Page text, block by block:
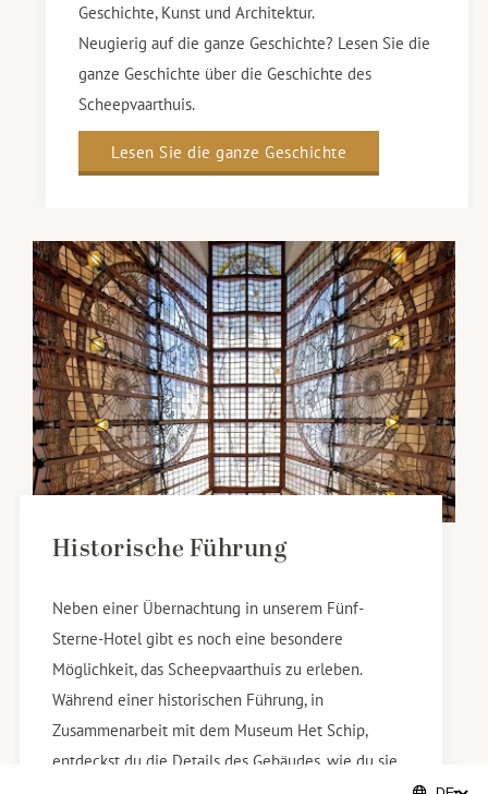
Geschichte, Kunst und Architektur.
Neugierig auf die ganze Geschichte? Lesen Sie die
ganze Geschichte über die Geschichte des
Scheepvaarthuis.
Lesen Sie die ganze Geschichte
Historische Führung
Neben einer Übernachtung in unserem Fünf-
Sterne-Hotel gibt es noch eine besondere
Möglichkeit, das Scheepvaarthuis zu erleben.
Während einer historischen Führung, in
Zusammenarbeit mit dem Museum Het Schip,
entdeckst du die Details des Gebäudes, wie du sie